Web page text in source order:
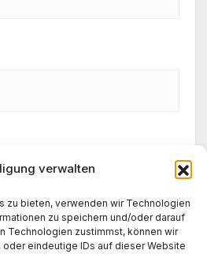
verwalten
zu bieten, verwenden wir Technologien
zu speichern und/oder darauf
Technologien zustimmst, können wir
eindeutige IDs auf dieser Website
E-Mail-Adresse und meine